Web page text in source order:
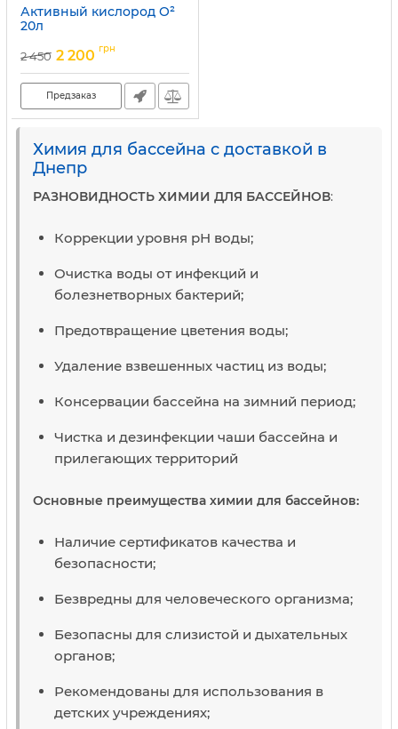
Активный кислород O²
20л
2 450 2 200 грн
Предзаказ
Химия для бассейна с доставкой в
Днепр
РАЗНОВИДНОСТЬ ХИМИИ ДЛЯ БАССЕЙНОВ:
Коррекции уровня рН воды;
Очистка воды от инфекций и
болезнетворных бактерий;
Предотвращение цветения воды;
Удаление взвешенных частиц из воды;
Консервации бассейна на зимний период;
Чистка и дезинфекции чаши бассейна и
прилегающих территорий
Основные преимущества химии для бассейнов:
Наличие сертификатов качества и
безопасности;
Безвредны для человеческого организма;
Безопасны для слизистой и дыхательных
органов;
Рекомендованы для использования в
детских учреждениях;